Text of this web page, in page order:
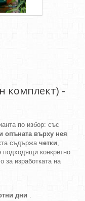
комплект) -
по избор: със
опъната върху нея
съдържа четки,
подходящи конкретно
за изработката на
дни .